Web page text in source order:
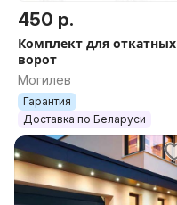
450 р.
Комплект для откатных
ворот
Могилев
Гарантия
Доставка по Беларуси